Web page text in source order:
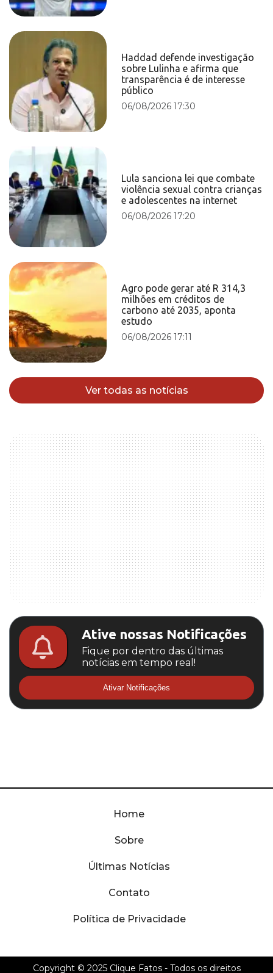
Haddad defende investigação
sobre Lulinha e afirma que
transparência é de interesse
público
06/08/2026 17:30
Lula sanciona lei que combate
violência sexual contra crianças
e adolescentes na internet
06/08/2026 17:20
Agro pode gerar até R 314,3
milhões em créditos de
carbono até 2035, aponta
estudo
06/08/2026 17:11
Ver todas as notícias
Ative nossas Notificações
Fique por dentro das últimas
notícias em tempo real!
Ativar Notificações
Home
Sobre
Últimas Notícias
Contato
Política de Privacidade
Copyright © 2025 Clique Fatos- Todos os direitos